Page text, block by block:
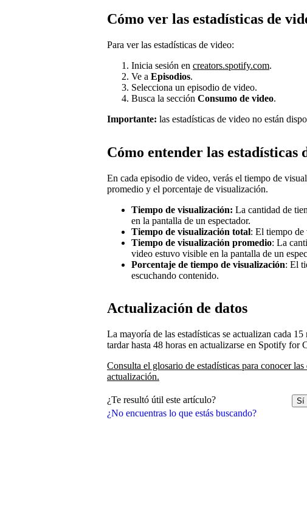
¿No encuentras lo que estás buscando?
Cómo ver las estadísticas de
Para ver las estadísticas de video:
Inicia sesión en creators.spotify.com.
Ve a Episodios.
Selecciona un episodio de video.
Busca la sección Consumo de video.
Importante: las estadísticas de video no están
Cómo entender las estadísticas
En cada episodio de video, verás el tiempo de
promedio y el porcentaje de visualización.
Tiempo de visualización: La cantidad de
en la pantalla de un espectador.
Tiempo de visualización total: El tiempo de
Tiempo de visualización promedio: La
video estuvo visible en la pantalla de un
Porcentaje de tiempo de visualización: El
escuchando contenido.
Actualización de datos
La mayoría de las estadísticas se actualizan cada
tardar hasta 48 horas en actualizarse en Spotify for
Consulta el glosario de estadísticas para conocer
actualización.
¿Te resultó útil este artículo? Sí